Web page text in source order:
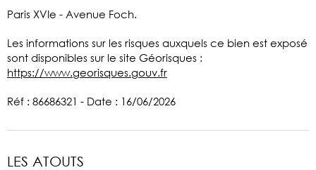
Paris XVIe - Avenue Foch.
Les informations sur les risques auxquels ce bien est exposé
sont disponibles sur le site Géorisques :
https://www.georisques.gouv.fr
Réf : 86686321 - Date : 16/06/2026
LES ATOUTS